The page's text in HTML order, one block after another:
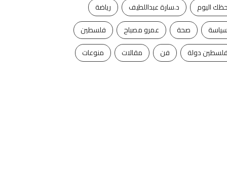
حظك اليوم
د.سارة عبداللطيف
رياضة
سياسة
صحة عمرو مصباح
فلسطين
فلسطين دولة
فن مقالات منوعات